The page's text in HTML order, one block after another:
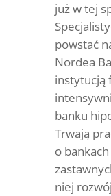
już w tej
powstać
Nordea
instytucją
banku
Trwają
o
niej